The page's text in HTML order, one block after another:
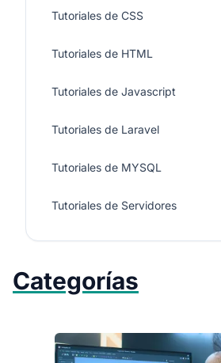
Tutoriales de CSS
Tutoriales de HTML
Tutoriales de Javascript
Tutoriales de Laravel
Tutoriales de MYSQL
Tutoriales de Servidores
Categorías